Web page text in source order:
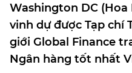
Washington DC (Hoa
vinh dự được Tạp chí
giới Global Finance
Ngân hàng tốt nhất